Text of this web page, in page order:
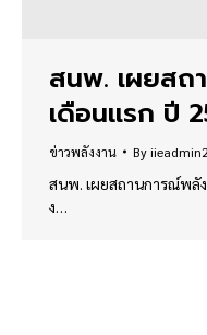
สนพ. เผยสถ
เดือนแรก ปี
ข่าวพลังงาน By
สนพ. เผยสถานการณ์พลั
ง…